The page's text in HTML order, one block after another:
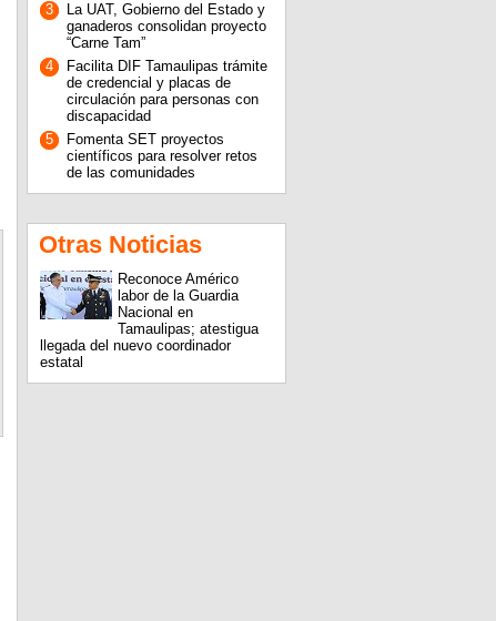
3
La UAT, Gobierno del Estado y
ganaderos consolidan proyecto
“Carne Tam”
4
Facilita DIF Tamaulipas trámite
de credencial y placas de
circulación para personas con
discapacidad
5
Fomenta SET proyectos
científicos para resolver retos
de las comunidades
Otras Noticias
Reconoce Américo
labor de la Guardia
Nacional en
Tamaulipas; atestigua
llegada del nuevo coordinador
estatal